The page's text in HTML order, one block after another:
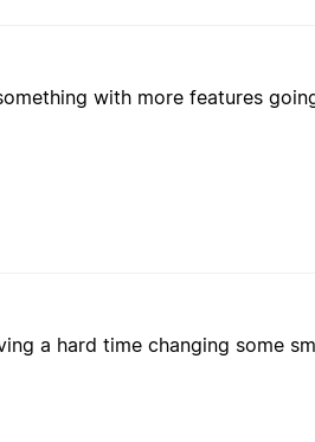
with more features
a hard time changing some